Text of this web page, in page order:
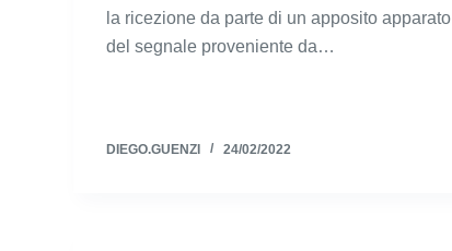
la ricezione da parte di un apposito apparato
del segnale proveniente da…
DIEGO.GUENZI 24/02/2022